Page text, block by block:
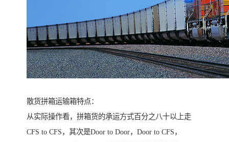
散货拼箱运输箱特点：
从实际操作看，拼箱货的承运方式百分之八十以上走
CFS to CFS，其次是Door to Door，Door to CFS，